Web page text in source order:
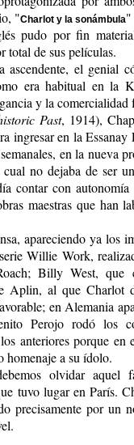
"Charlot y la sonámbula"
pudo por fin
total de sus películas.
ascendente, el genial
era habitual en la
y la comercialidad
Past, 1914),
ingresar en la Essanay
en la nueva
no dejaba de ser
contar con autonomía
maestras que han
apareciendo ya los
Willie Work,
Billy West, que
Aplin, al que Charlot
en Alemania
Perojo rodó los
anteriores porque en
homenaje a su ídolo.
olvidar aquel
tuvo lugar en París.
precisamente por un